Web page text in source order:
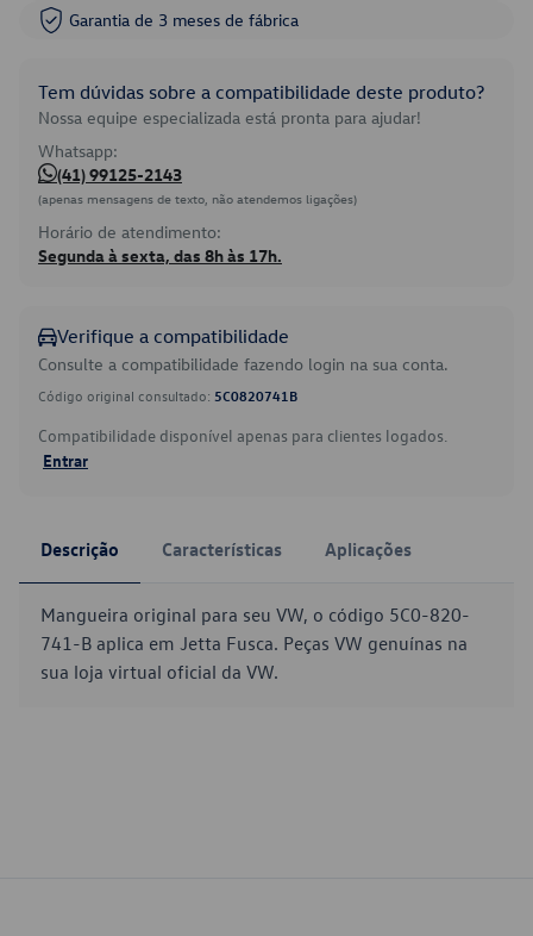
Garantia de 3 meses de fábrica
Tem dúvidas sobre a compatibilidade deste produto?
Nossa equipe especializada está pronta para ajudar!
Whatsapp:
(41) 99125-2143
(apenas mensagens de texto, não atendemos ligações)
Horário de atendimento:
Segunda à sexta, das 8h às 17h.
Verifique a compatibilidade
Consulte a compatibilidade fazendo login na sua conta.
Código original consultado: 5C0820741B
Compatibilidade disponível apenas para clientes logados.
Entrar
Descrição Características Aplicações
Mangueira original para seu VW, o código 5C0-820-
741-B aplica em Jetta Fusca. Peças VW genuínas na
sua loja virtual oficial da VW.